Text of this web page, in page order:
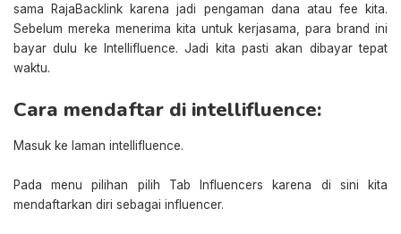
sama RajaBacklink karena jadi pengaman dana atau fee kita.
Sebelum mereka menerima kita untuk kerjasama, para brand ini
bayar dulu ke Intellifluence. Jadi kita pasti akan dibayar tepat
waktu.
Cara mendaftar di intellifluence:
Masuk ke laman intellifluence.
Pada menu pilihan pilih Tab Influencers karena di sini kita
mendaftarkan diri sebagai influencer.